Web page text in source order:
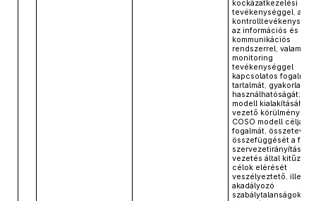
kockázatkezelési
tevékenységgel, a
az információs és
kommunikációs
rendszerrel, valamint
monitoring
tevékenységgel
kapcsolatos fogalmak
tartalmát, gyakorlati
használhatóságát; a
modell kialakításához
vezető
COSO modell célját,
fogalmát, összetevőit,
összefüggését a
szervezetirányítással;
vezetés által kitűzött
célok elérését
veszélyeztető, illetve
akadályozó
szabálytalanságok